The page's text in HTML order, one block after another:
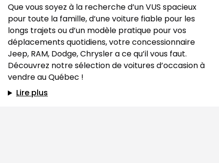
Que vous soyez à la recherche d’un VUS spacieux
pour toute la famille, d’une voiture fiable pour les
longs trajets ou d’un modèle pratique pour vos
déplacements quotidiens, votre concessionnaire
Jeep, RAM, Dodge, Chrysler a ce qu’il vous faut.
Découvrez notre sélection de voitures d’occasion à
vendre au Québec !
Lire plus